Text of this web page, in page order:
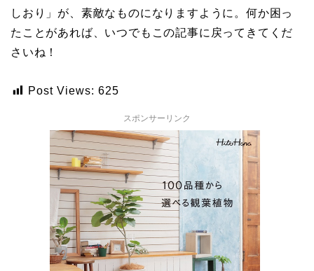
しおり」が、素敵なものになりますように。何か困っ
たことがあれば、いつでもこの記事に戻ってきてくだ
さいね！
Post Views: 625
スポンサーリンク